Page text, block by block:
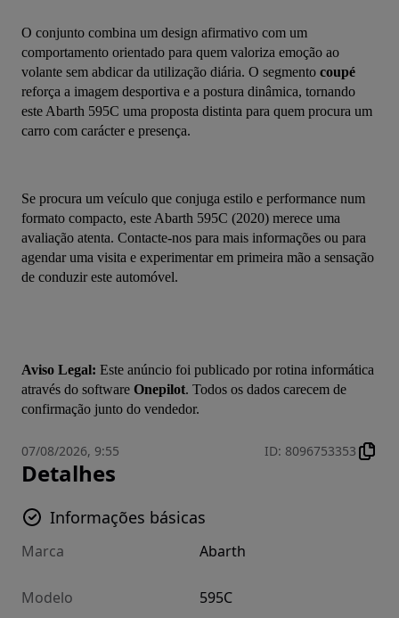
O conjunto combina um design afirmativo com um
comportamento orientado para quem valoriza emoção ao
volante sem abdicar da utilização diária. O segmento coupé
reforça a imagem desportiva e a postura dinâmica, tornando
este Abarth 595C uma proposta distinta para quem procura um
carro com carácter e presença.
Se procura um veículo que conjuga estilo e performance num
formato compacto, este Abarth 595C (2020) merece uma
avaliação atenta. Contacte-nos para mais informações ou para
agendar uma visita e experimentar em primeira mão a sensação
de conduzir este automóvel.
Aviso Legal: Este anúncio foi publicado por rotina informática
através do software Onepilot. Todos os dados carecem de
confirmação junto do vendedor.
07/08/2026, 9:55 ID: 8096753353
Detalhes
Informações básicas
Marca Abarth
Modelo 595C